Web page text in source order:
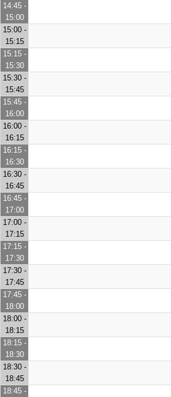
14:45 -
15:00
15:00 -
15:15
15:15 -
15:30
15:30 -
15:45
15:45 -
16:00
16:00 -
16:15
16:15 -
16:30
16:30 -
16:45
16:45 -
17:00
17:00 -
17:15
17:15 -
17:30
17:30 -
17:45
17:45 -
18:00
18:00 -
18:15
18:15 -
18:30
18:30 -
18:45
18:45 -